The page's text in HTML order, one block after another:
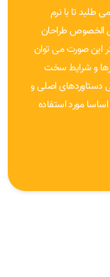
طلبد تا با نرم
الخصوص طراحان
این صورت می توان
و شرایط سخت
دستاوردهای اصلی و
مورد استفاده